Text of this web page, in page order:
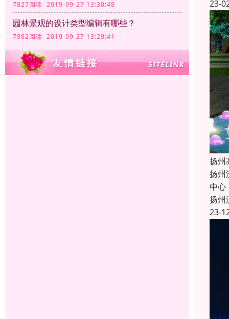
7827阅读 2019-09-27 13:30:48
园林景观的设计类型编辑有哪些？
7982阅读 2019-09-27 13:29:41
23-
扬州
扬州
中心
扬州
23-